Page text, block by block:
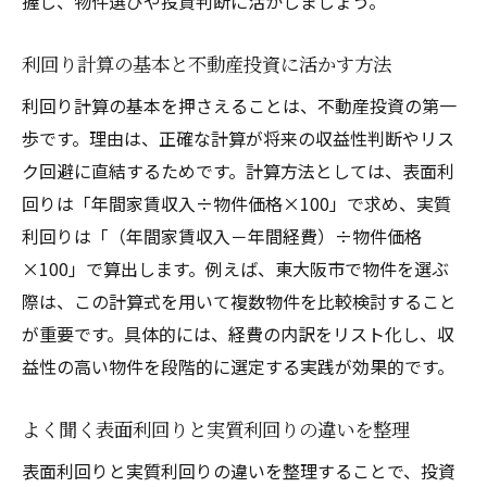
利回り計算の基本と不動産投資に活かす方法
利回り計算の基本を押さえることは、不動産投資の第一
歩です。理由は、正確な計算が将来の収益性判断やリス
ク回避に直結するためです。計算方法としては、表面利
回りは「年間家賃収入÷物件価格×100」で求め、実質
利回りは「（年間家賃収入－年間経費）÷物件価格
×100」で算出します。例えば、東大阪市で物件を選ぶ
際は、この計算式を用いて複数物件を比較検討すること
が重要です。具体的には、経費の内訳をリスト化し、収
益性の高い物件を段階的に選定する実践が効果的です。
よく聞く表面利回りと実質利回りの違いを整理
表面利回りと実質利回りの違いを整理することで、投資